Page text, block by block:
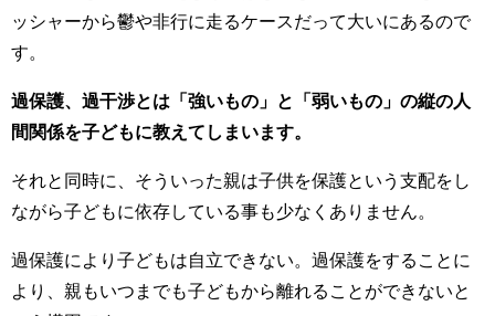
ッシャーから鬱や非行に走るケースだって大いにあるので
す。
過保護、過干渉とは「強いもの」と「弱いもの」の縦の人
間関係を子どもに教えてしまいます。
それと同時に、そういった親は子供を保護という支配をし
ながら子どもに依存している事も少なくありません。
過保護により子どもは自立できない。過保護をすることに
より、親もいつまでも子どもから離れることができないと